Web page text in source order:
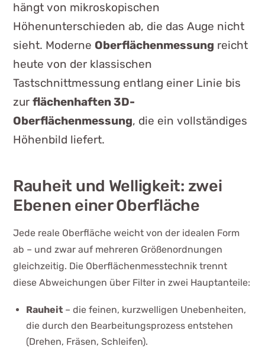
hängt von mikroskopischen
Höhenunterschieden ab, die das Auge nicht
sieht. Moderne Oberflächenmessung reicht
heute von der klassischen
Tastschnittmessung entlang einer Linie bis
zur flächenhaften 3D-
Oberflächenmessung, die ein vollständiges
Höhenbild liefert.
Rauheit und Welligkeit: zwei
Ebenen einer Oberfläche
Jede reale Oberfläche weicht von der idealen Form
ab – und zwar auf mehreren Größenordnungen
gleichzeitig. Die Oberflächenmesstechnik trennt
diese Abweichungen über Filter in zwei Hauptanteile:
Rauheit – die feinen, kurzwelligen Unebenheiten,
die durch den Bearbeitungsprozess entstehen
(Drehen, Fräsen, Schleifen).